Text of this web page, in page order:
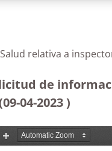
relativa a
de
04-2023 )